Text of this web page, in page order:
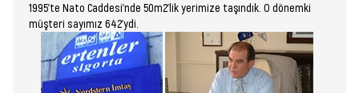
1995’te Nato Caddesi’nde 50m2’lik yerimize taşındık. O dönemki
müşteri sayımız 642’ydi.